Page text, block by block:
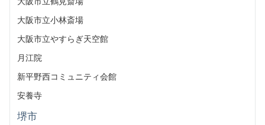
大阪市立小林斎場
大阪市立やすらぎ天空館
月江院
新平野西コミュニティ会館
安養寺
堺市